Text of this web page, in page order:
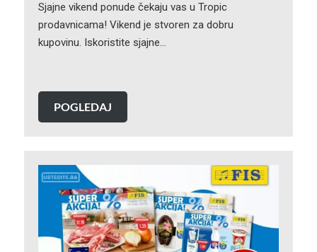
Sjajne vikend ponude čekaju vas u Tropic
prodavnicama! Vikend je stvoren za dobru
kupovinu. Iskoristite sjajne…
POGLEDAJ